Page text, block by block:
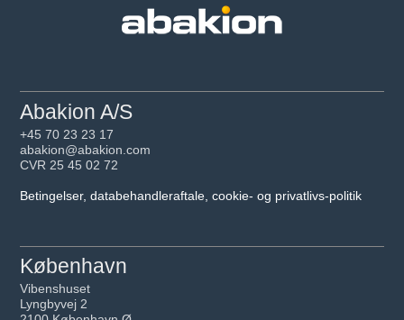
Abakion A/S
+45 70 23 23 17
abakion@abakion.com
CVR 25 45 02 72
Betingelser, databehandleraftale, cookie- og privatlivs-politik
København
Vibenshuset
Lyngbyvej 2